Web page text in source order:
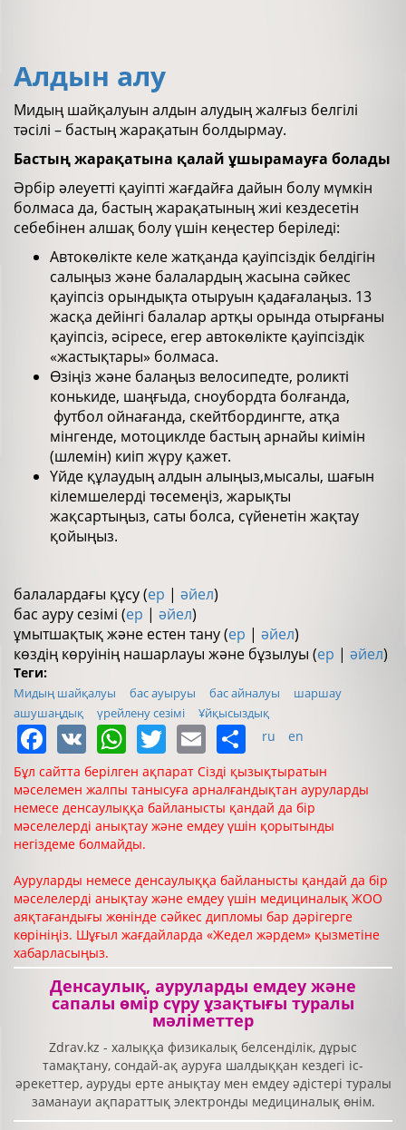
Алдын алу
Мидың шайқалуын алдын алудың жалғыз белгілі
тәсілі – бастың жарақатын болдырмау.
Бастың жарақатына қалай ұшырамауға болады
Әрбір әлеуетті қауіпті жағдайға дайын болу мүмкін
болмаса да, бастың жарақатының жиі кездесетін
себебінен алшақ болу үшін кеңестер беріледі:
Автокөлікте келе жатқанда қауіпсіздік белдігін
салыңыз және балалардың жасына сәйкес
қауіпсіз орындықта отыруын қадағалаңыз. 13
жасқа дейінгі балалар артқы орында отырғаны
қауіпсіз, әсіресе, егер автокөлікте қауіпсіздік
«жастықтары» болмаса.
Өзіңіз және балаңыз велосипедте, роликті
конькиде, шаңғыда, сноубордта болғанда,
футбол ойнағанда, скейтбордингте, атқа
мінгенде, мотоциклде бастың арнайы киімін
(шлемін) киіп жүру қажет.
Үйде құлаудың алдын алыңыз,мысалы, шағын
кілемшелерді төсемеңіз, жарықты
жақсартыңыз, саты болса, сүйенетін жақтау
қойыңыз.
балалардағы құсу (ер | әйел)
бас ауру сезімі (ер | әйел)
ұмытшақтық және естен тану (ер | әйел)
көздің көруінің нашарлауы және бұзылуы (ер | әйел)
Теги:
Мидың шайқалуы бас ауыруы бас айналуы
шаршау
ашушаңдық
үрейлену сезімі Ұйқысыздық
Facebook
VK WhatsApp
TwitterEmailShare
ru en
Бұл сайтта берілген ақпарат Сізді қызықтыратын
мәселемен жалпы танысуға арналғандықтан ауруларды
немесе денсаулыққа байланысты қандай да бір
мәселелерді анықтау және емдеу үшін қорытынды
негіздеме болмайды.
Ауруларды немесе денсаулыққа байланысты қандай да бір
мәселелерді анықтау және емдеу үшін медициналық ЖОО
аяқтағандығы жөнінде сәйкес дипломы бар дәрігерге
көрініңіз. Шұғыл жағдайларда «Жедел жәрдем» қызметіне
хабарласыңыз.
Денсаулық, ауруларды емдеу және
сапалы өмір сүру ұзақтығы туралы
мәліметтер
Zdrav.kz - халыққа физикалық белсенділік, дұрыс
тамақтану, сондай-ақ ауруға шалдыққан кездегі іс-
әрекеттер, ауруды ерте анықтау мен емдеу әдістері туралы
заманауи ақпараттық электронды медициналық өнім.